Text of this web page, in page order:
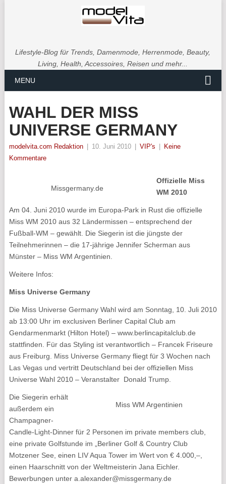
Lifestyle-Blog für Trends, Damenmode, Herrenmode, Beauty,
Living, Health, Accessoires, Reisen und mehr...
MENU
WAHL DER MISS
UNIVERSE GERMANY
modelvita.com Redaktion 10. Juni 2010 VIP's
Keine
Kommentare
Missgermany.de
Offizielle Miss
WM 2010
Am 04. Juni 2010 wurde im Europa-Park in Rust die offizielle
Miss WM 2010 aus 32 Ländermissen – entsprechend der
Fußball-WM – gewählt. Die Siegerin ist die jüngste der
Teilnehmerinnen – die 17-jährige Jennifer Scherman aus
Münster – Miss WM Argentinien.
Weitere Infos:
Miss Universe Germany
Die Miss Universe Germany Wahl wird am Sonntag, 10. Juli 2010
ab 13:00 Uhr im exclusiven Berliner Capital Club am
Gendarmenmarkt (Hilton Hotel) – www.berlincapitalclub.de
stattfinden. Für das Styling ist verantwortlich – Francek Friseure
aus Freiburg. Miss Universe Germany fliegt für 3 Wochen nach
Las Vegas und vertritt Deutschland bei der offiziellen Miss
Universe Wahl 2010 – Veranstalter Donald Trump.
Miss WM Argentinien
Die Siegerin erhält
außerdem ein
Champagner-
Candle-Light-Dinner für 2 Personen im private members club,
eine private Golfstunde im „Berliner Golf & Country Club
Motzener See, einen LIV Aqua Tower im Wert von € 4.000,–,
einen Haarschnitt von der Weltmeisterin Jana Eichler.
Bewerbungen unter a.alexander@missgermany.de